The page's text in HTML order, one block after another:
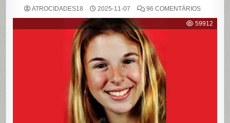
ATROCIDADES18 2025-11-07 96 COMENTÁRIOSEM
59912